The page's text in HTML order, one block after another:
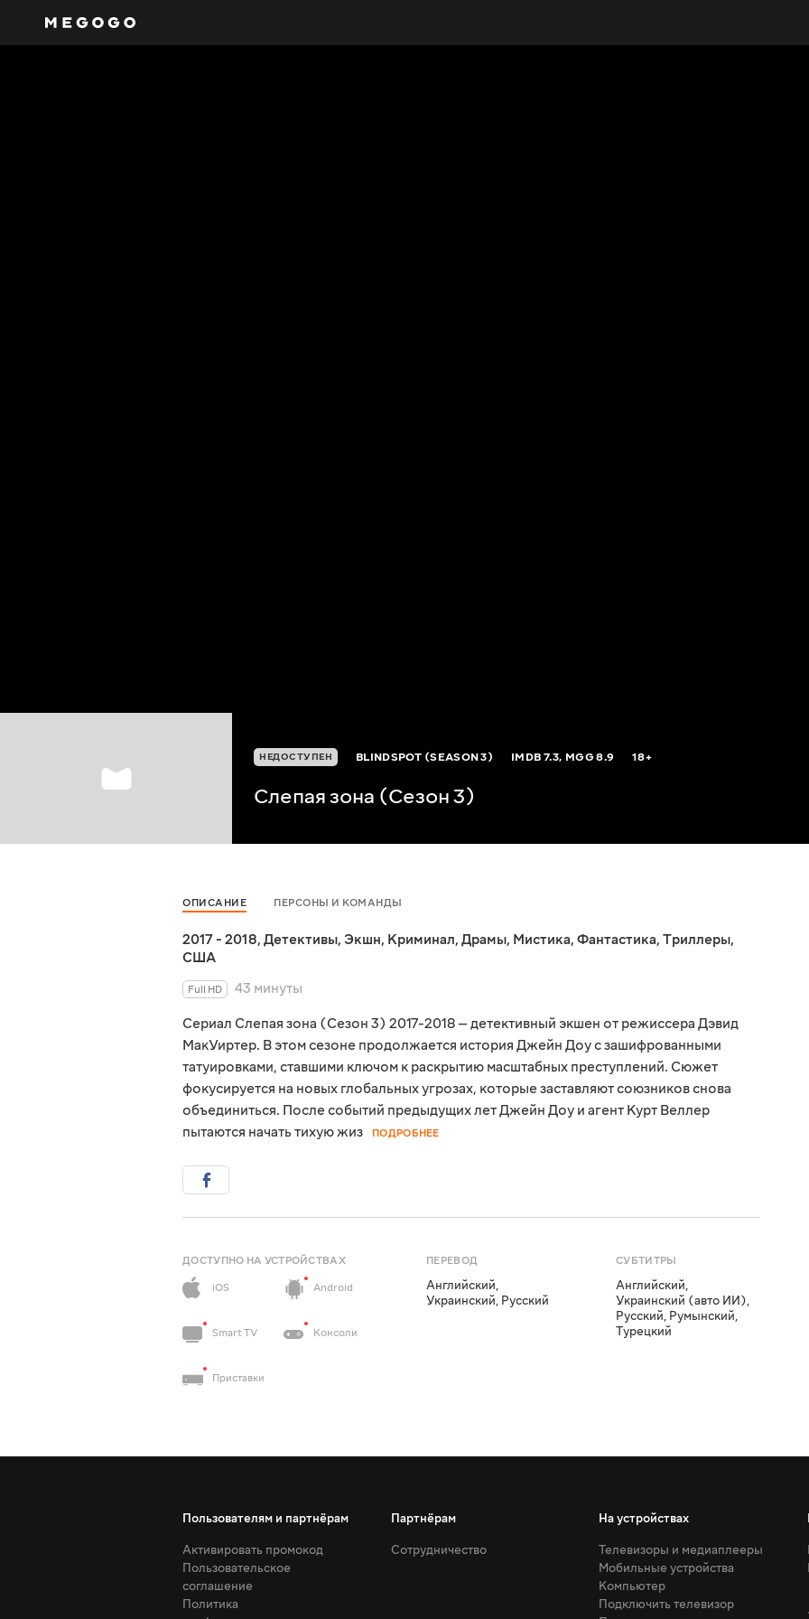
НЕДОСТУПЕН BLINDSPOT (SEASON 3) IMDB7.3, MGG8.9 18+
Слепая зона (Сезон 3)
ОПИСАНИЕ ПЕРСОНЫ И КОМАНДЫ
2017 - 2018, Детективы, Экшн, Криминал, Драмы, Мистика, Фантастика, Триллеры,
США
Full HD
43 минуты
Сериал Слепая зона (Сезон 3) 2017-2018 — детективный экшен от режиссера Дэвид
МакУиртер. В этом сезоне продолжается история Джейн Доу с зашифрованными
татуировками, ставшими ключом к раскрытию масштабных преступлений. Сюжет
фокусируется на новых глобальных угрозах, которые заставляют союзников снова
объединиться. После событий предыдущих лет Джейн Доу и агент Курт Веллер
пытаются начать тихую жиз
ПОДРОБНЕЕ
ДОСТУПНО НА УСТРОЙСТВАХ
iOS
Android
Smart TV Консоли
Приставки
ПЕРЕВОД
Английский,
Украинский, Русский
СУБТИТРЫ
Английский,
Украинский (авто ИИ),
Русский, Румынский,
Турецкий
Пользователям и партнёрам
Активировать промокод
Пользовательское
соглашение
Политика
Партнёрам
Сотрудничество
На устройствах
Телевизоры и медиаплееры
Мобильные устройства
Компьютер
Подключить телевизор